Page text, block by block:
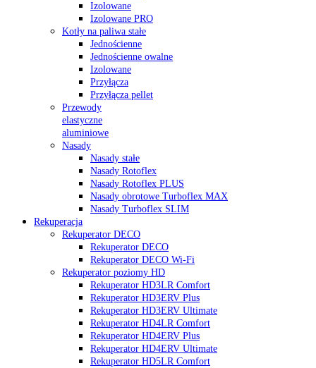
Izolowane
Izolowane PRO
Kotły na paliwa stałe
Jednościenne
Jednościenne owalne
Izolowane
Przyłącza
Przyłącza pellet
Przewody
elastyczne
aluminiowe
Nasady
Nasady stałe
Nasady Rotoflex
Nasady Rotoflex PLUS
Nasady obrotowe Turboflex MAX
Nasady Turboflex SLIM
Rekuperacja
Rekuperator DECO
Rekuperator DECO
Rekuperator DECO Wi-Fi
Rekuperator poziomy HD
Rekuperator HD3LR Comfort
Rekuperator HD3ERV Plus
Rekuperator HD3ERV Ultimate
Rekuperator HD4LR Comfort
Rekuperator HD4ERV Plus
Rekuperator HD4ERV Ultimate
Rekuperator HD5LR Comfort